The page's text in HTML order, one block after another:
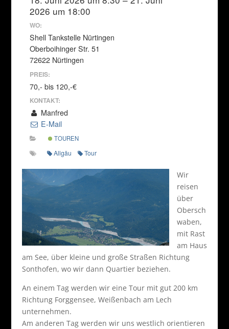
2026 um 18:00
WO:
Shell Tankstelle Nürtingen
Oberboihinger Str. 51
72622 Nürtingen
PREIS:
70,- bis 120,-€
KONTAKT:
Manfred
E-Mail
TOUREN
Allgäu Tour
Wir
reisen
über
Obersch
waben,
mit Rast
am Haus
am See, über kleine und große Straßen Richtung
Sonthofen, wo wir dann Quartier beziehen.
An einem Tag werden wir eine Tour mit gut 200 km
Richtung Forggensee, Weißenbach am Lech
unternehmen.
Am anderen Tag werden wir uns westlich orientieren